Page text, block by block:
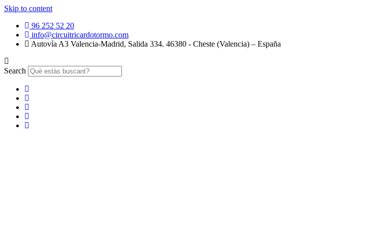
Skip to content
96 252 52 20
info@circuitricardotormo.com
Autovía A3 Valencia-Madrid, Salida 334. 46380 - Cheste (Valencia) – España
Search